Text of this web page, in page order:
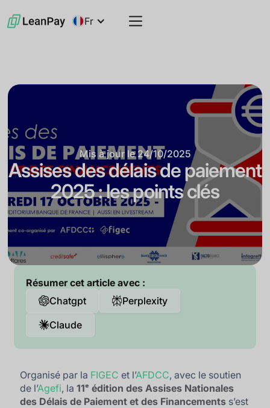
Fr
Mis à jour le 24/10/2025
Assises des délais de paiement
2025 : les points clés
Résumer cet article avec :
Chatgpt
Perplexity
Claude
Organisé par la FIGEC et l’AFDCC, avec le soutien
de l’Agefi, la11ᵉ édition des Assises Nationales
des Délais de Paiement et des Financements s’est